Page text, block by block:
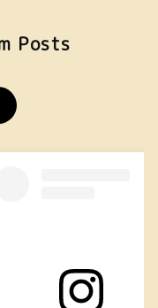
Posts